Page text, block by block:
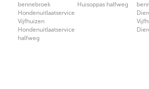
bennebroek
Hondenuitlaatservice
Vijfhuizen
Hondenuitlaatservice
halfweg
Huisoppas halfweg